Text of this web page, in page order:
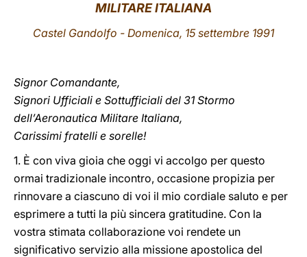
MILITARE ITALIANA
Castel Gandolfo - Domenica, 15 settembre 1991
Signor Comandante,
Signori Ufficiali e Sottufficiali del 31 Stormo
dell’Aeronautica Militare Italiana,
Carissimi fratelli e sorelle!
1. È con viva gioia che oggi vi accolgo per questo
ormai tradizionale incontro, occasione propizia per
rinnovare a ciascuno di voi il mio cordiale saluto e per
esprimere a tutti la più sincera gratitudine. Con la
vostra stimata collaborazione voi rendete un
significativo servizio alla missione apostolica del